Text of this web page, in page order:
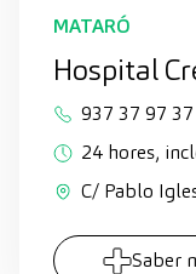
MATARÓ
Hospital
937 37 97 37
24 hores,
C/ Pablo
Saber